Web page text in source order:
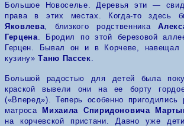
Большое Новоселье. Деревья эти —
права в этих местах. Когда-то здесь
Яковлева, близкого родственника
Герцена. Бродил по этой березовой
Герцен. Бывал он и в Корчеве, навещал
кузину»Таню Пассек.
Большой радостью для детей была
краской вывели они на ее борту
(«Вперед»). Теперь особенно пригодились
матроса
Михаила Спиридоновича
на корчевской пристани. Давно уже